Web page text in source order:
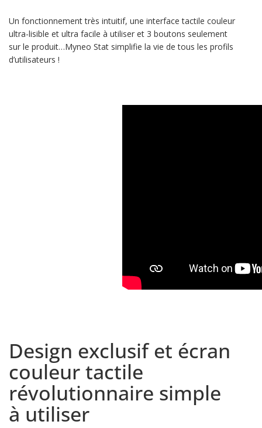
Un fonctionnement très intuitif, une interface tactile couleur
ultra-lisible et ultra facile à utiliser et 3 boutons seulement
sur le produit…Myneo Stat simplifie la vie de tous les profils
d’utilisateurs !
Design exclusif et écran
couleur tactile
révolutionnaire simple
à utiliser